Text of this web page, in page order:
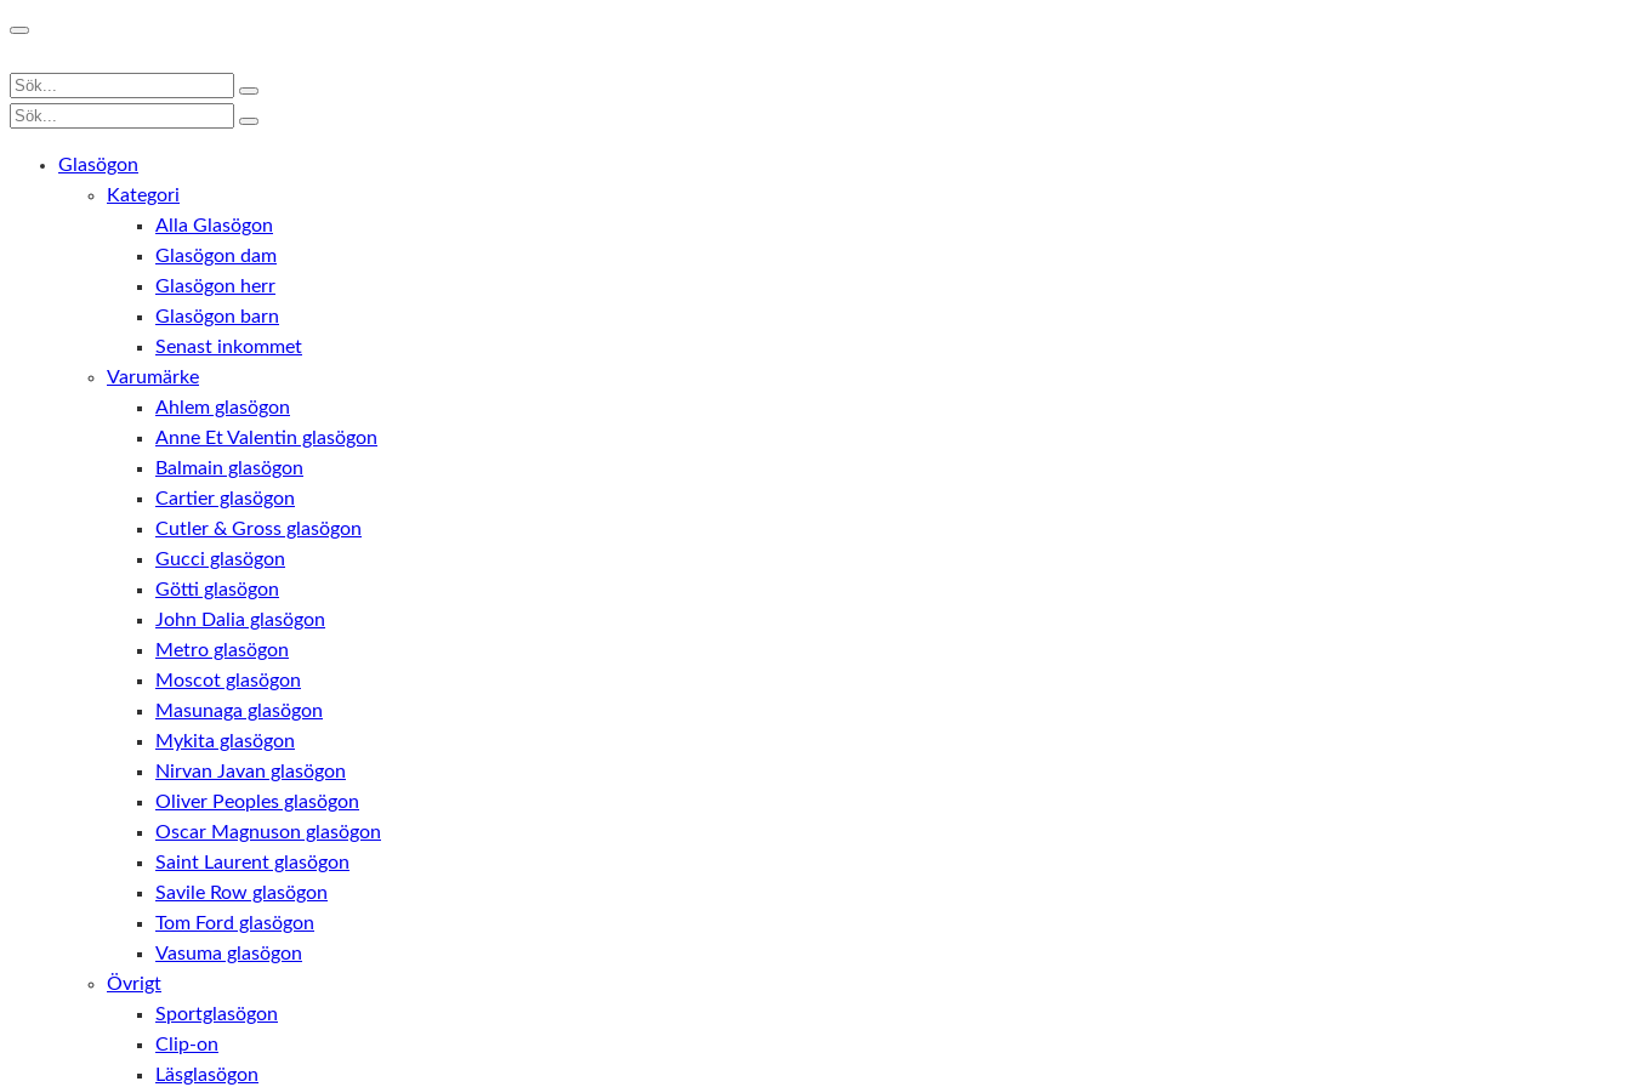
Glasögon
Kategori
Alla Glasögon
Glasögon dam
Glasögon herr
Glasögon barn
Senast inkommet
Varumärke
Ahlem glasögon
Anne Et Valentin glasögon
Balmain glasögon
Cartier glasögon
Cutler & Gross glasögon
Gucci glasögon
Götti glasögon
John Dalia glasögon
Metro glasögon
Moscot glasögon
Masunaga glasögon
Mykita glasögon
Nirvan Javan glasögon
Oliver Peoples glasögon
Oscar Magnuson glasögon
Saint Laurent glasögon
Savile Row glasögon
Tom Ford glasögon
Vasuma glasögon
Övrigt
Sportglasögon
Clip-on
Läsglasögon